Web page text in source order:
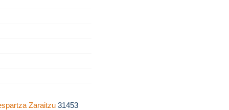
Zaraitzu31453